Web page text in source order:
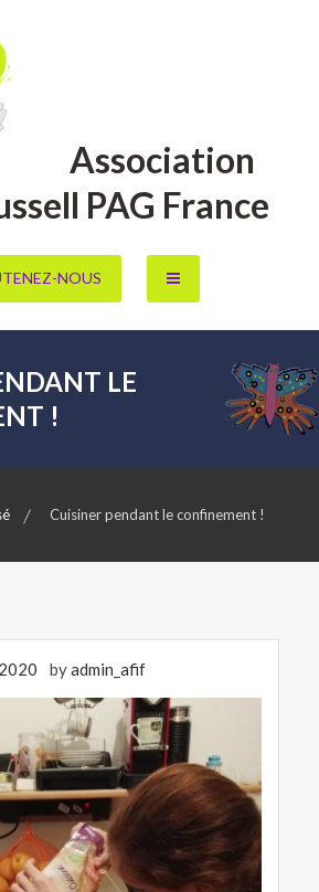
Association
PAG France
NOUS
LE
!
Cuisiner pendant le confinement !
byadmin_afif